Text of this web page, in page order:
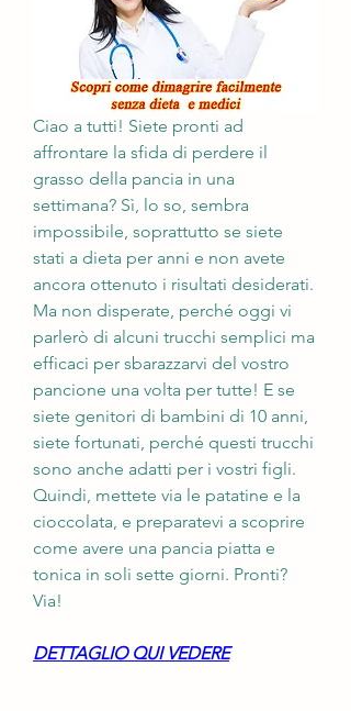
Ciao a tutti! Siete pronti ad
affrontare la sfida di perdere il
grasso della pancia in una
settimana? Sì, lo so, sembra
impossibile, soprattutto se siete
stati a dieta per anni e non avete
ancora ottenuto i risultati desiderati.
Ma non disperate, perché oggi vi
parlerò di alcuni trucchi semplici ma
efficaci per sbarazzarvi del vostro
pancione una volta per tutte! E se
siete genitori di bambini di 10 anni,
siete fortunati, perché questi trucchi
sono anche adatti per i vostri figli.
Quindi, mettete via le patatine e la
cioccolata, e preparatevi a scoprire
come avere una pancia piatta e
tonica in soli sette giorni. Pronti?
Via!
DETTAGLIO QUI VEDERE